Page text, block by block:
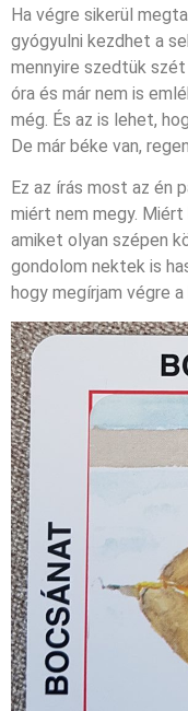
Ha végre sikerül
gyógyulni kezdhet a
mennyire szedtük
óra és már nem is
még. És az is lehet,
De már béke van,
Ez az írás most az én
miért nem megy.
amiket olyan szépen
gondolom nektek is
hogy megírjam végre